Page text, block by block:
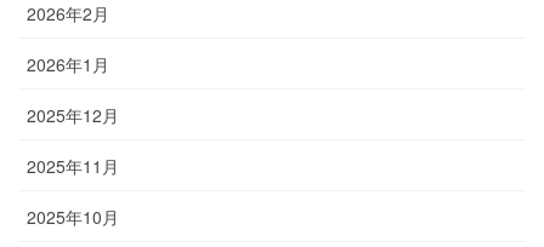
2026年2月
2026年1月
2025年12月
2025年11月
2025年10月